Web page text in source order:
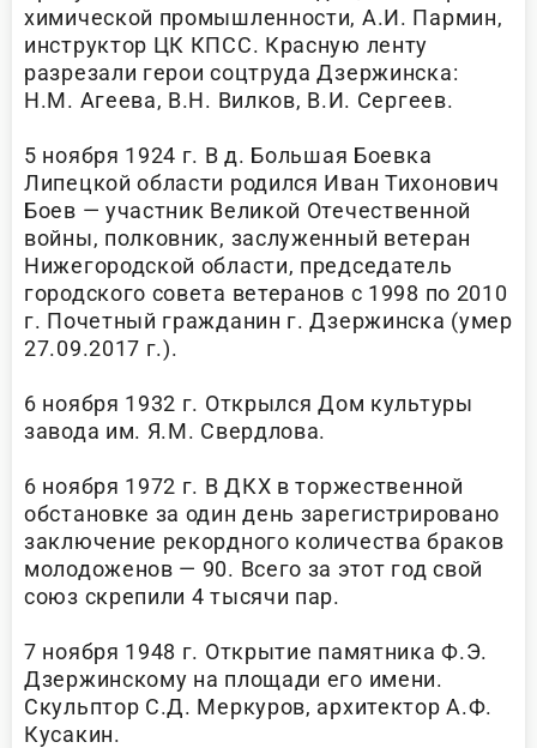
химической промышленности, А.И. Пармин,
инструктор ЦК КПСС. Красную ленту
разрезали герои соцтруда Дзержинска:
Н.М. Агеева, В.Н. Вилков, В.И. Сергеев.
5 ноября 1924 г. В д. Большая Боевка
Липецкой области родился Иван Тихонович
Боев — участник Великой Отечественной
войны, полковник, заслуженный ветеран
Нижегородской области, председатель
городского совета ветеранов с 1998 по 2010
г. Почетный гражданин г. Дзержинска (умер
27.09.2017 г.).
6 ноября 1932 г. Открылся Дом культуры
завода им. Я.М. Свердлова.
6 ноября 1972 г. В ДКХ в торжественной
обстановке за один день зарегистрировано
заключение рекордного количества браков
молодоженов — 90. Всего за этот год свой
союз скрепили 4 тысячи пар.
7 ноября 1948 г. Открытие памятника Ф.Э.
Дзержинскому на площади его имени.
Скульптор С.Д. Меркуров, архитектор А.Ф.
Кусакин.